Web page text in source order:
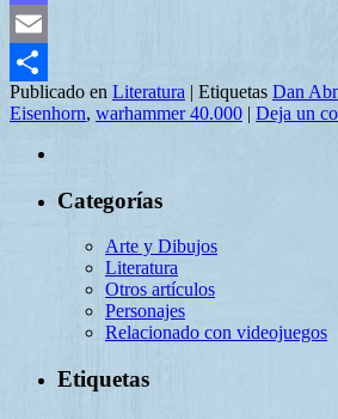
Mastodon
Email
Compartir
Publicado en Literatura | Etiquetas Dan
Eisenhorn, warhammer 40.000 | Deja un
Categorías
Arte y Dibujos
Literatura
Otros artículos
Personajes
Relacionado con videojuegos
Etiquetas